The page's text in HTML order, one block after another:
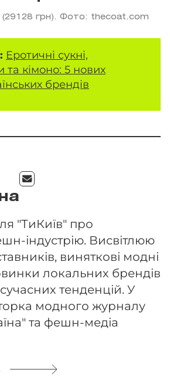
(29128 грн). Фото: thecoat.com
Еротичні сукні,
та кімоно: 5 нових
брендів
"ТиКиїв" про
індустрію. Висвітлюю
виняткові модні
локальних брендів
тенденцій. У
модного журналу
та фешн-медіа